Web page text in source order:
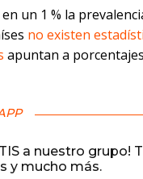
un 1 % la
no existen
apuntan a
a nuestro grupo!
y mucho más.